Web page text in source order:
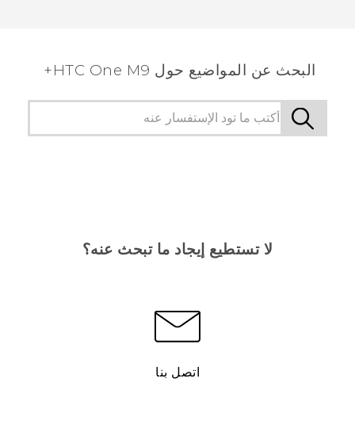
البحث عن المواضيع حول HTC One M9+
لا تستطيع إيجاد ما تبحث عنه؟
اتصل بنا